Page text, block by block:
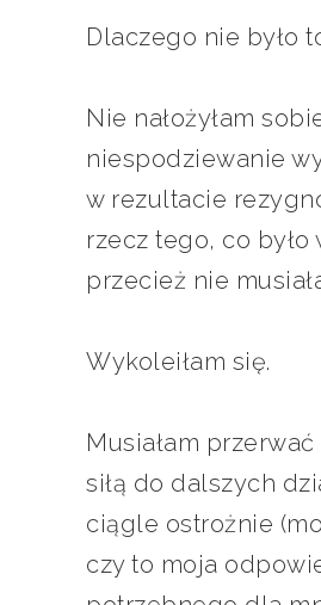
Dlaczego nie było
Nie nałożyłam
niespodziewanie
w rezultacie
rzecz tego, co było
przecież nie
Wykoleiłam się.
Musiałam
siłą do dalszych
ciągle ostrożnie
czy to moja